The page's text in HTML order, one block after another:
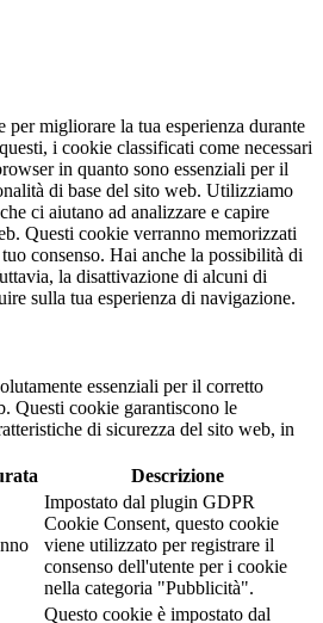
migliorare la tua esperienza durante
i cookie classificati come necessari
in quanto sono essenziali per il
di base del sito web. Utilizziamo
ci aiutano ad analizzare e capire
Questi cookie verranno memorizzati
consenso. Hai anche la possibilità di
la disattivazione di alcuni di
sulla tua esperienza di navigazione.
essenziali per il corretto
Questi cookie garantiscono le
di sicurezza del sito web, in
Descrizione
Impostato dal plugin GDPR
Cookie Consent, questo cookie
viene utilizzato per registrare il
consenso dell'utente per i cookie
nella categoria "Pubblicità".
Questo cookie è impostato dal